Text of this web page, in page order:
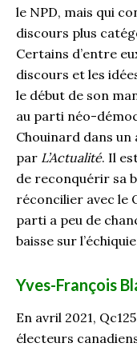
le NPD, mais qui
discours plus
Certains d’entre
discours et les
le début de son
au parti néo-
Chouinard dans
par L’Actualité. Il
de reconquérir sa
réconcilier avec le
parti a peu de
baisse sur
Yves-François
En avril 2021,
électeurs